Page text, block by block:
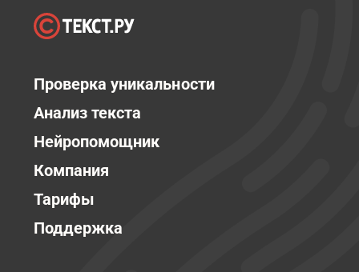
Проверка уникальности
Анализ текста
Нейропомощник
Компания
Тарифы
Поддержка